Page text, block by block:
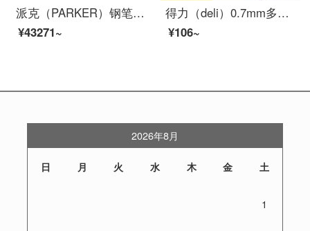
派克（PARKER）钢笔 卓尔系列致臻流年墨水笔
¥43271~
得力（deli）0.7mm多功能4色按动式圆珠笔 原子笔中油笔(黑红蓝绿) 33390/6支装
¥106~
2026年8月
日 月 火 水 木 金 土
1